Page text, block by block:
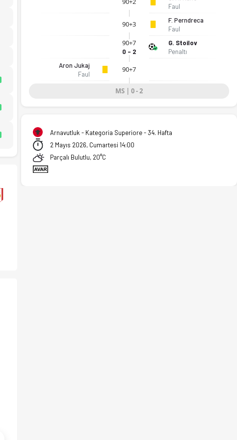
Faul
90+3
F. Perndreca
Faul
90+7
0 - 2
G. Stoilov
Penaltı
Aron Jukaj
Faul
90+7
MS | 0 - 2
Arnavutluk - Kategoria Superiore - 34. Hafta
2 Mayıs 2026, Cumartesi 14:00
Parçalı Bulutlu, 20°C